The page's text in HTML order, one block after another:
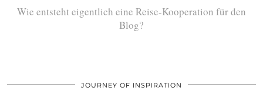
Wie entsteht eigentlich eine Reise-Kooperation für den
Blog?
JOURNEY OF INSPIRATION